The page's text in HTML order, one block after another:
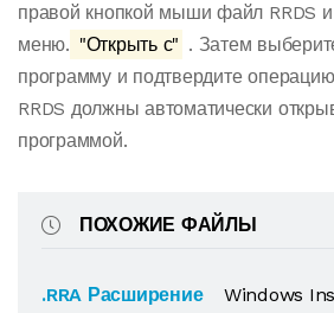
правой кнопкой мыши файл RRDS
меню. "Открыть с" . Затем
программу и подтвердите
RRDS должны автоматически
программой.
ПОХОЖИЕ ФАЙЛЫ
.RRA Расширение
Windows